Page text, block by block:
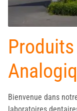
Bienvenue dans